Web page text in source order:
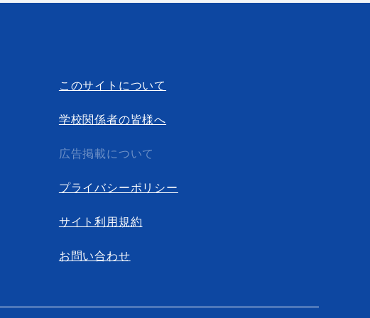
このサイトについて
学校関係者の皆様へ
広告掲載について
プライバシーポリシー
サイト利用規約
お問い合わせ